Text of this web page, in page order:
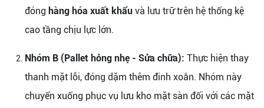
đóng hàng hóa xuất khẩu và lưu trữ trên hệ thống kệ
cao tầng chịu lực lớn.
Nhóm B (Pallet hỏng nhẹ - Sửa chữa): Thực hiện thay
thanh mặt lỗi, đóng dặm thêm đinh xoắn. Nhóm này
chuyển xuống phục vụ lưu kho mặt sàn đối với các mặt